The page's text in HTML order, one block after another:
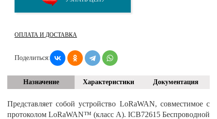
ОПЛАТА И ДОСТАВКА
Поделиться:
Назначение Характеристики Документация
Представляет собой устройство LoRaWAN, совместимое с
протоколом LoRaWAN™ (класс А). ICB72615 Беспроводной